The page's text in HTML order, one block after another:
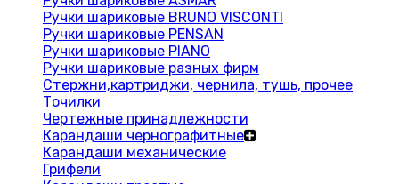
Ручки шариковые BRUNO VISCONTI
Ручки шариковые PENSAN
Ручки шариковые PIANO
Ручки шариковые разных фирм
Стержни,картриджи, чернила, тушь, прочее
Точилки
Чертежные принадлежности
Карандаши чернографитные
Карандаши механические
Грифели